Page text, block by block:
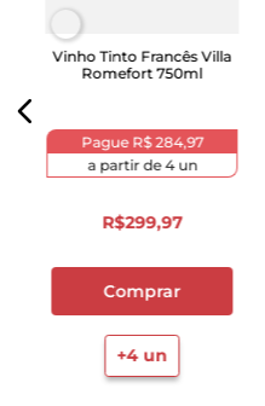
Vinho Tinto Francês Villa
Romefort 750ml
Pague R$ 284,97
a partir de4un
R$299,97
Comprar
+4un